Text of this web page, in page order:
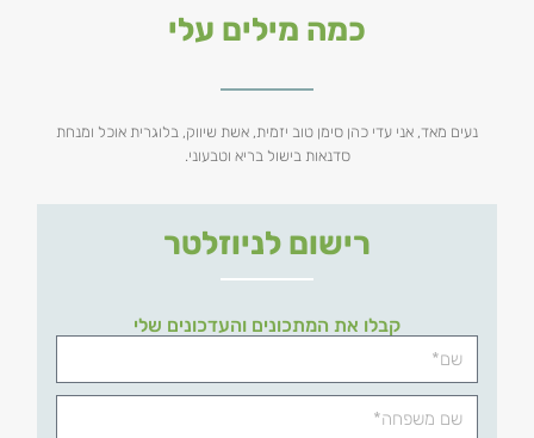
כמה מילים עלי
נעים מאד, אני עדי כהן סימן טוב יזמית, אשת שיווק, בלוגרית אוכל ומנחת
סדנאות בישול בריא וטבעוני.
רישום לניוזלטר
קבלו את המתכונים והעדכונים שלי